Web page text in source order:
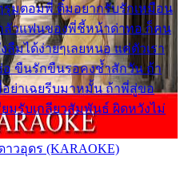
รุมตอมพี่ ติ๋มอยากรับรักเหมือน
ลัวแฟนของพี่ชี้หน้าด่าทอ ก็คน
มได้ง่ายๆเลยหนอ แค่ตัวเรา
ขืนรักขืนรอคงช้ำสักวัน ถ้า
อย่าเฉยรีบมาหมั้น ถ้าพี่สู่ขอ
มรับเกลียวสัมพันธ์ ผิดหวังไม่
วอุดร (KARAOKE)